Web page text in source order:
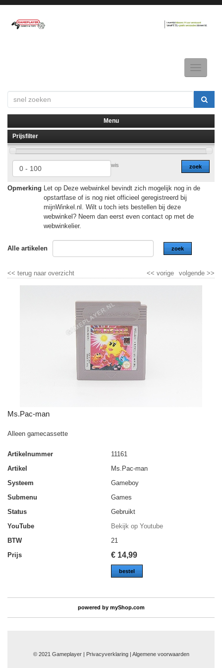
Toggle
▼
▼
Menu
Prijsfilter
zoek
wis
Opmerking Let op Deze webwinkel bevindt zich mogelijk nog in de
opstartfase of is nog niet officieel geregistreerd bij
mijnWinkel.nl. Wilt u toch iets bestellen bij deze
webwinkel? Neem dan eerst even contact op met de
webwinkelier.
Alle artikelen zoek
<< terug naar overzicht volgende >>
<< vorige
Ms.Pac-man
Alleen gamecassette
Artikelnummer
11161
Artikel
Ms.Pac-man
Systeem
Gameboy
Submenu
Games
Status
Gebruikt
YouTube
Bekijk op Youtube
BTW
21
Prijs
€ 14,99
bestel
powered by myShop.com
© 2021 Gameplayer | Privacyverklaring | Algemene voorwaarden